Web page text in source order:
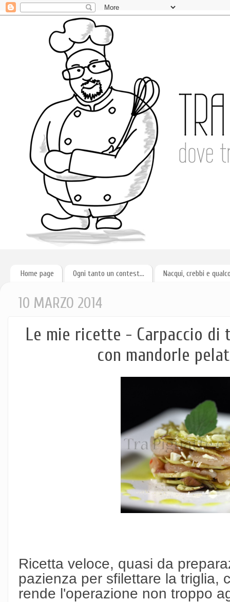
Home page Ogni tanto un contest... Nacqui, crebbi e
10 MARZO 2014
Le mie ricette - Carpaccio di
con mandorle
Ricetta veloce, quasi da
pazienza per sfilettare la triglia,
rende l'operazione non troppo